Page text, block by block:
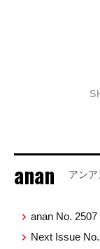
anan アンア
anan No.
Next Issue